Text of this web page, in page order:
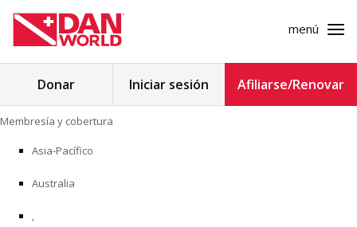
al
contenido
menú
MEMBRESÍA Y COBERTURA
SEGURIDAD
Donar Iniciar sesión Afiliarse/Renovar
Membresía y cobertura
Asia-Pacífico
Australia
,